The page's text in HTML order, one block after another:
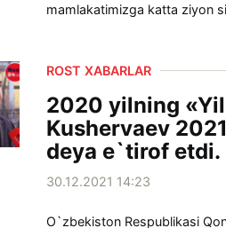
mamlakatimizga katta ziyon
ROST XABARLAR
2020 yilning
Kushervaev
deya e`tirof etdi.
30.12.2021 14:23
O`zbekiston Respublikasi